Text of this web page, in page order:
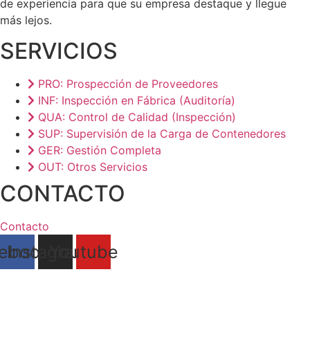
de experiencia para que su empresa destaque y llegue
más lejos.
SERVICIOS
PRO: Prospección de Proveedores
INF: Inspección en Fábrica (Auditoría)
QUA: Control de Calidad (Inspección)
SUP: Supervisión de la Carga de Contenedores
GER: Gestión Completa
OUT: Otros Servicios
CONTACTO
Contacto
InstagramYoutube